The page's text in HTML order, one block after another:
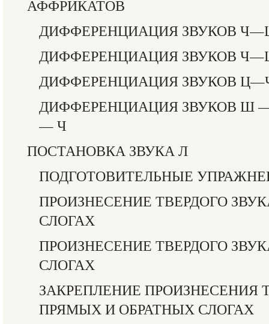
АФФРИКАТОВ
ДИФФЕРЕНЦИАЦИЯ ЗВУКОВ
ДИФФЕРЕНЦИАЦИЯ ЗВУКОВ
ДИФФЕРЕНЦИАЦИЯ ЗВУКОВ
ДИФФЕРЕНЦИАЦИЯ ЗВУКОВ
— Ч
ПОСТАНОВКА ЗВУКА Л
ПОДГОТОВИТЕЛЬНЫЕ
ПРОИЗНЕСЕНИЕ ТВЕРДОГО
СЛОГАХ
ПРОИЗНЕСЕНИЕ ТВЕРДОГО
СЛОГАХ
ЗАКРЕПЛЕНИЕ ПРОИЗНЕСЕНИЯ
ПРЯМЫХ И ОБРАТНЫХ СЛОГАХ